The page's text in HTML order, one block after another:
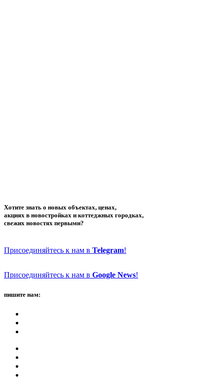
Хотите знать о новых объектах, ценах,
акциях в новостройках и коттеджных городках,
свежих новостях первыми?
Присоединяйтесь к нам в Telegram!
Присоединяйтесь к нам в Google News!
пишите нам: